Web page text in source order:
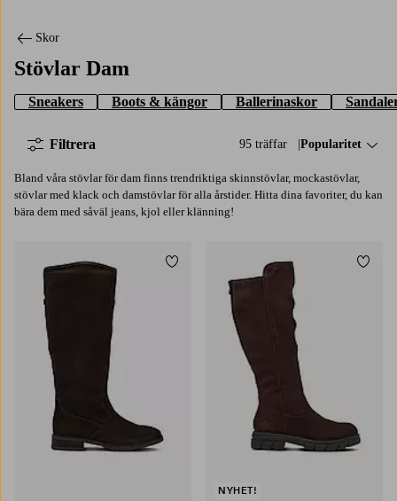
Skor
Stövlar Dam
Sneakers Boots & kängor Ballerinaskor
95 träffar Sortera på:
Popularitet
Filtrera
Bland våra stövlar för dam finns trendriktiga skinnstövlar, mockastövlar,
stövlar med klack och damstövlar för alla årstider. Hitta dina favoriter, du kan
bära dem med såväl jeans, kjol eller klänning!
Lägg till i favoriter
NYHET!